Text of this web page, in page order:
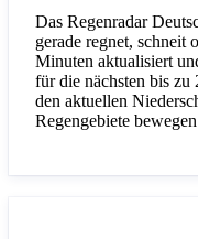
Das Regenradar
gerade regnet,
Minuten aktualisiert
für die nächsten bis
den aktuellen
Regengebiete